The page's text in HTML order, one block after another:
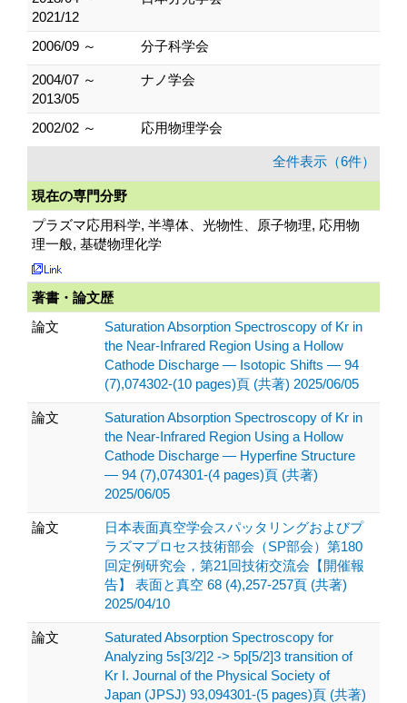
2021/12
2006/09 ～ 分子科学会
2004/07 ～
2013/05
ナノ学会
2002/02 ～ 応用物理学会
全件表示（6件）
現在の専門分野
プラズマ応用科学, 半導体、光物性、原子物理, 応用物
理一般, 基礎物理化学
著書・論文歴
論文
Saturation Absorption Spectroscopy of Kr in
the Near-Infrared Region Using a Hollow
Cathode Discharge — Isotopic Shifts — 94
(7),074302-(10 pages)頁 (共著) 2025/06/05
論文
Saturation Absorption Spectroscopy of Kr in
the Near-Infrared Region Using a Hollow
Cathode Discharge — Hyperfine Structure
— 94 (7),074301-(4 pages)頁 (共著)
2025/06/05
論文
日本表面真空学会スパッタリングおよびプ
ラズマプロセス技術部会（SP部会）第180
回定例研究会，第21回技術交流会【開催報
告】 表面と真空 68 (4),257-257頁 (共著)
2025/04/10
論文
Saturated Absorption Spectroscopy for
Analyzing 5s[3/2]2 -> 5p[5/2]3 transition of
Kr I. Journal of the Physical Society of
Japan (JPSJ) 93,094301-(5 pages)頁 (共著)